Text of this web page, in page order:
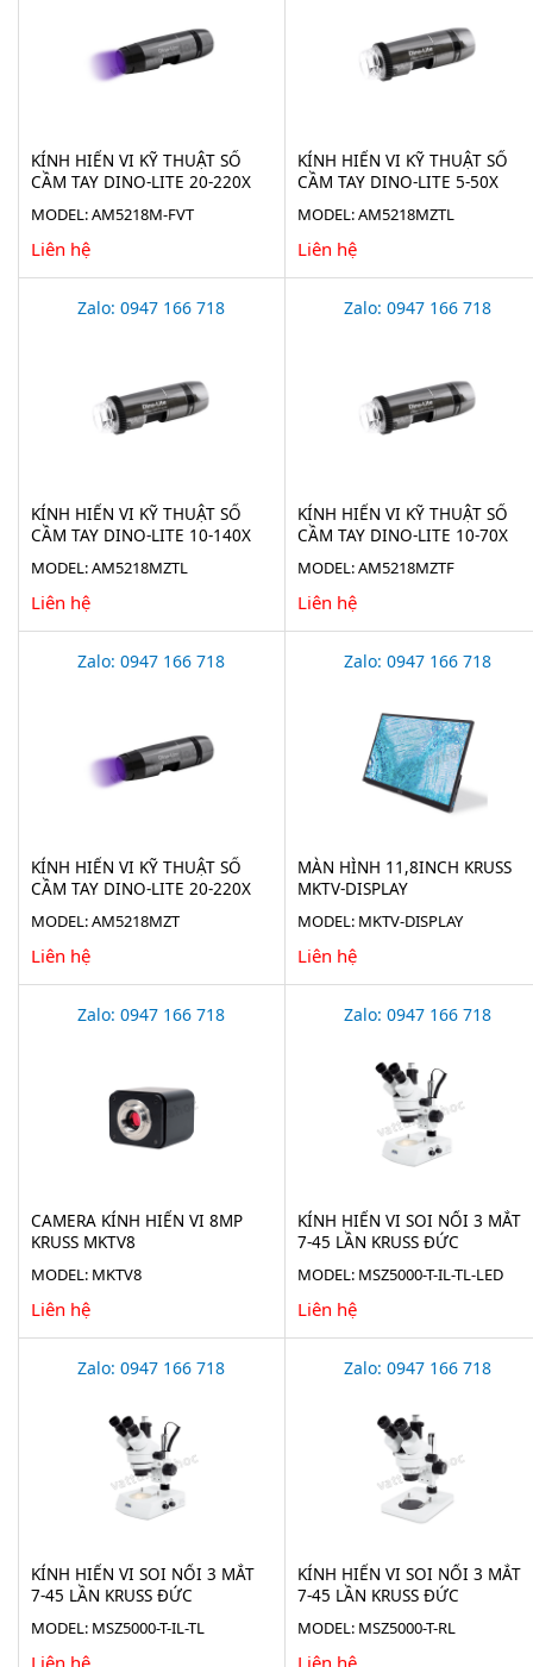
KÍNH HIỂN VI KỸ THUẬT SỐ
CẦM TAY DINO-LITE 20-220X
MODEL: AM5218M-FVT
Liên hệ
KÍNH HIỂN VI KỸ THUẬT SỐ
CẦM TAY DINO-LITE 5-50X
MODEL: AM5218MZTL
Liên hệ
Zalo: 0947 166 718
KÍNH HIỂN VI KỸ THUẬT SỐ
CẦM TAY DINO-LITE 10-140X
MODEL: AM5218MZTL
Liên hệ
Zalo: 0947 166 718
KÍNH HIỂN VI KỸ THUẬT SỐ
CẦM TAY DINO-LITE 10-70X
MODEL: AM5218MZTF
Liên hệ
Zalo: 0947 166 718
KÍNH HIỂN VI KỸ THUẬT SỐ
CẦM TAY DINO-LITE 20-220X
MODEL: AM5218MZT
Liên hệ
Zalo: 0947 166 718
MÀN HÌNH 11,8INCH KRUSS
MKTV-DISPLAY
MODEL: MKTV-DISPLAY
Liên hệ
Zalo: 0947 166 718
CAMERA KÍNH HIỂN VI 8MP
KRUSS MKTV8
MODEL: MKTV8
Liên hệ
Zalo: 0947 166 718
KÍNH HIỂN VI SOI NỔI 3 MẮT
7-45 LẦN KRUSS ĐỨC
MODEL: MSZ5000-T-IL-TL-LED
Liên hệ
Zalo: 0947 166 718
KÍNH HIỂN VI SOI NỔI 3 MẮT
7-45 LẦN KRUSS ĐỨC
MODEL: MSZ5000-T-IL-TL
Liên hệ
Zalo: 0947 166 718
KÍNH HIỂN VI SOI NỔI 3 MẮT
7-45 LẦN KRUSS ĐỨC
MODEL: MSZ5000-T-RL
Liên hệ